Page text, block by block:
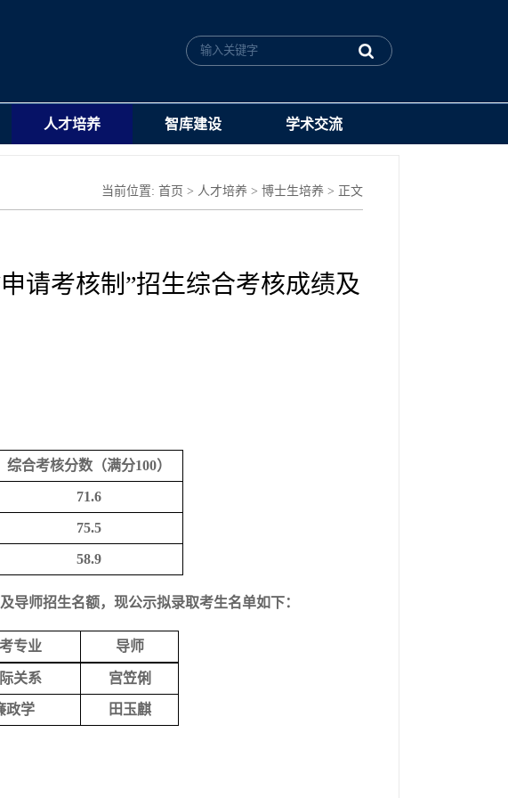
人才培养 智库建设 学术交流
当前位置: 首页 > 人才培养 > 博士生培养 > 正文
请考核制”招生综合考核成绩及
综合考核分数（满分100）
71.6
75.5
58.9
导师招生名额，现公示拟录取考生名单如下：
专业 导师
关系 宫笠俐
政学 田玉麒